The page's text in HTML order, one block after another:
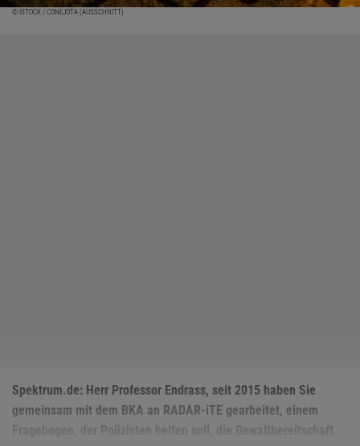
© ISTOCK / CONEJOTA (AUSSCHNITT)
Spektrum.de: Herr Professor Endrass, seit 2015 haben Sie
gemeinsam mit dem BKA an RADAR-iTE gearbeitet, einem
Fragebogen, der Polizisten helfen soll, die Gewalt­bereitschaft